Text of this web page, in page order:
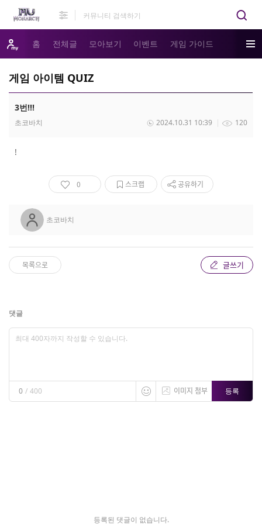
홈 전체글 모아보기 이벤트 게임 가이드
게임 아이템 QUIZ
3번!!!
초코바치 120
2024.10.31 10:39
!
0 스크랩 공유하기
초코바치
목록으로 글쓰기
댓글
0 / 400 이미지 첨부 등록
등록된 댓글이 없습니다.